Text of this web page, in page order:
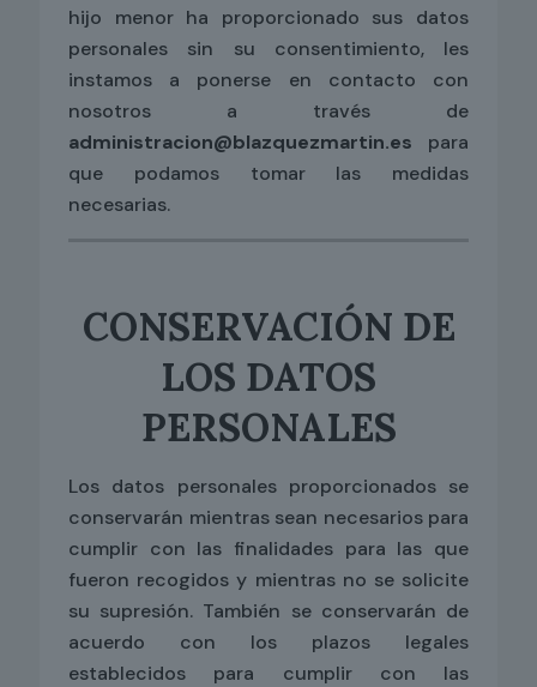
hijo menor ha proporcionado sus datos
personales sin su consentimiento, les
instamos a ponerse en contacto con
nosotros a través de
administracion@blazquezmartin.es para
que podamos tomar las medidas
necesarias.
CONSERVACIÓN DE
LOS DATOS
PERSONALES
Los datos personales proporcionados se
conservarán mientras sean necesarios para
cumplir con las finalidades para las que
fueron recogidos y mientras no se solicite
su supresión. También se conservarán de
acuerdo con los plazos legales
establecidos para cumplir con las